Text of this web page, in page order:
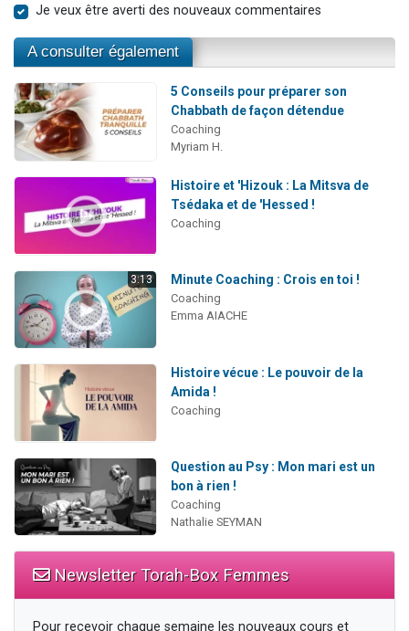
Je veux être averti des nouveaux commentaires
A consulter également
5 Conseils pour préparer son
Chabbath de façon détendue
Coaching
Myriam H.
Histoire et 'Hizouk : La Mitsva de
Tsédaka et de 'Hessed !
Coaching
3:13 Minute Coaching : Crois en toi !
Coaching
Emma AIACHE
Histoire vécue : Le pouvoir de la
Amida !
Coaching
Question au Psy : Mon mari est un
bon à rien !
Coaching
Nathalie SEYMAN
Newsletter Torah-Box Femmes
Pour recevoir chaque semaine les nouveaux cours et